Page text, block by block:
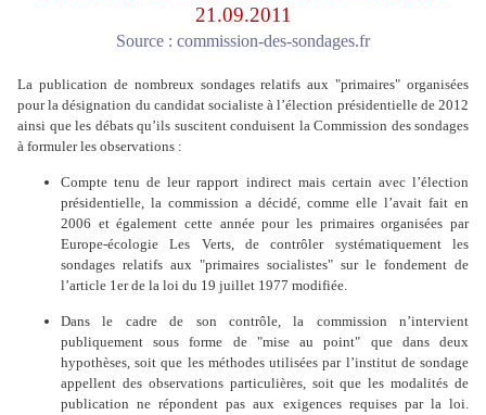
21.09.2011
Source : commission-des-sondages.fr
La publication de nombreux sondages relatifs aux "primaires" organisées
pour la désignation du candidat socialiste à l’élection présidentielle de 2012
ainsi que les débats qu’ils suscitent conduisent la Commission des sondages
à formuler les observations :
Compte tenu de leur rapport indirect mais certain avec l’élection
présidentielle, la commission a décidé, comme elle l’avait fait en
2006 et également cette année pour les primaires organisées par
Europe-écologie Les Verts, de contrôler systématiquement les
sondages relatifs aux "primaires socialistes" sur le fondement de
l’article 1er de la loi du 19 juillet 1977 modifiée.
Dans le cadre de son contrôle, la commission n’intervient
publiquement sous forme de "mise au point" que dans deux
hypothèses, soit que les méthodes utilisées par l’institut de sondage
appellent des observations particulières, soit que les modalités de
publication ne répondent pas aux exigences requises par la loi.